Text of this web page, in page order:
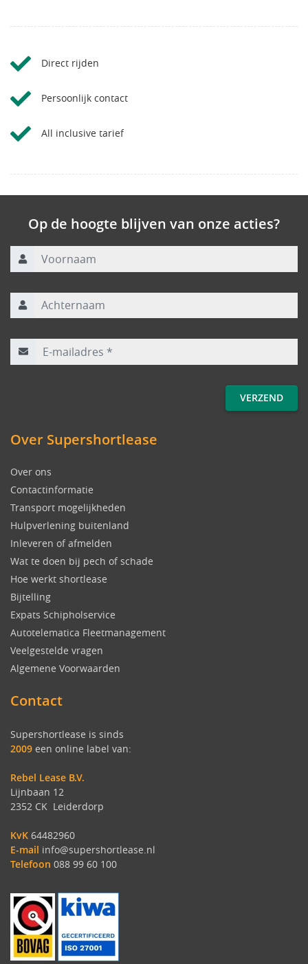
Direct rijden
Persoonlijk contact
All inclusive tarief
Op de hoogte blijven van onze acties?
Over Supershortlease
Over ons
Contactinformatie
Transport mogelijkheden
Hulpverlening buitenland
Inleveren of afmelden
Wat te doen bij pech of schade
Hoe werkt shortlease
Bijtelling
Expats Schipholservice
Autotelematica Fleetmanagement
Veelgestelde vragen
Algemene Voorwaarden
Contact
Supershortlease is sinds
2009 een online label van:
Rebel Lease B.V.
Lijnbaan 12
2352 CK Leiderdorp
KvK 64482960
E-mail info@supershortlease.nl
Telefoon 088 99 60 100